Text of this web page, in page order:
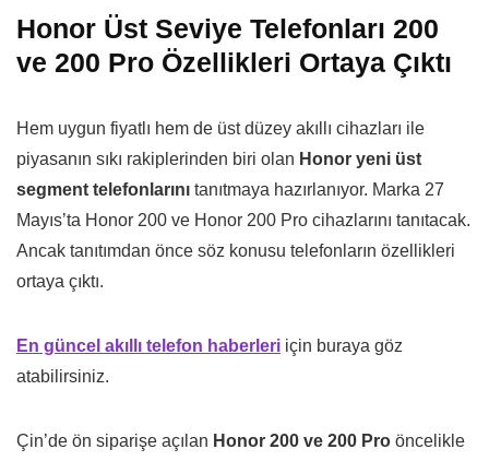
Honor Üst Seviye Telefonları 200
ve 200 Pro Özellikleri Ortaya Çıktı
Hem uygun fiyatlı hem de üst düzey akıllı cihazları ile
piyasanın sıkı rakiplerinden biri olan Honor yeni üst
segment telefonlarını tanıtmaya hazırlanıyor. Marka 27
Mayıs’ta Honor 200 ve Honor 200 Pro cihazlarını tanıtacak.
Ancak tanıtımdan önce söz konusu telefonların özellikleri
ortaya çıktı.
En güncel akıllı telefon haberleri için buraya göz
atabilirsiniz.
Çin’de ön siparişe açılan Honor 200 ve 200 Pro öncelikle